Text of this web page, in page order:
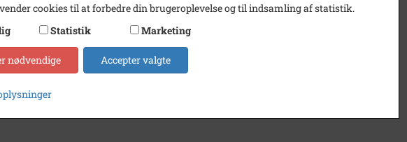
cookies til at forbedre din brugeroplevelse og til indsamling af statistik.
Statistik Marketing
nødvendige Accepter valgte